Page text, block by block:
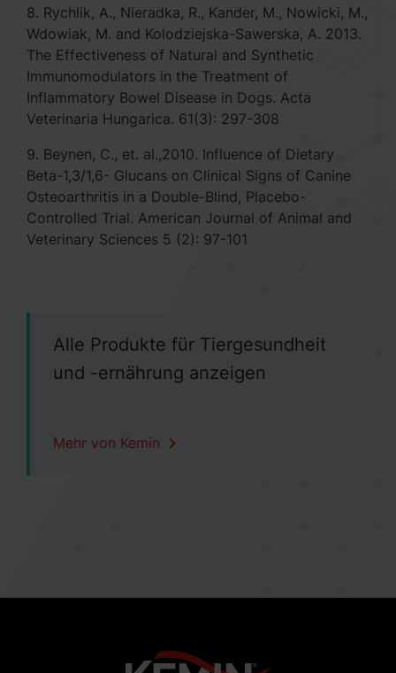
8. Rychlik, A., Nieradka, R., Kander, M., Nowicki, M.,
Wdowiak, M. and Kolodziejska-Sawerska, A. 2013.
The Effectiveness of Natural and Synthetic
Immunomodulators in the Treatment of
Inflammatory Bowel Disease in Dogs. Acta
Veterinaria Hungarica. 61(3): 297-308
9. Beynen, C., et. al.,2010. Influence of Dietary
Beta-1,3/1,6- Glucans on Clinical Signs of Canine
Osteoarthritis in a Double-Blind, Placebo-
Controlled Trial. American Journal of Animal and
Veterinary Sciences 5 (2): 97-101
Alle Produkte für Tiergesundheit
und -ernährung anzeigen
Mehr von Kemin